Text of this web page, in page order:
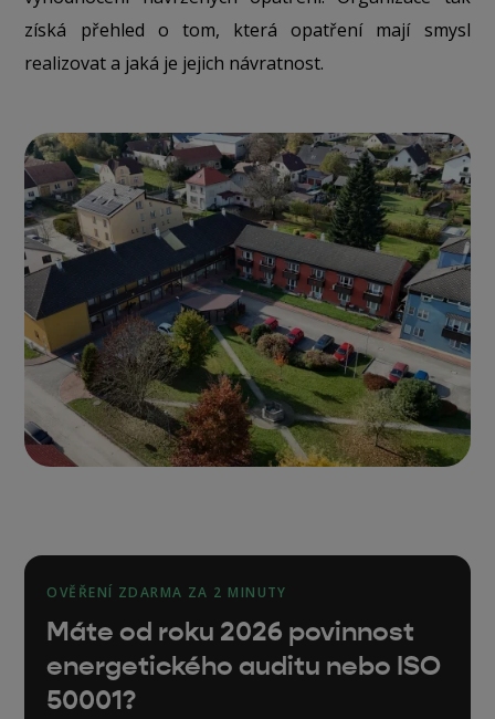
získá přehled o tom, která opatření mají smysl
realizovat a jaká je jejich návratnost.
OVĚŘENÍ ZDARMA ZA 2 MINUTY
Máte od roku 2026 povinnost
energetického auditu nebo ISO
50001?